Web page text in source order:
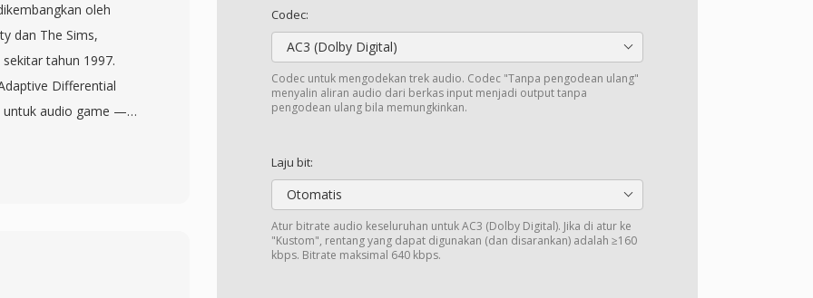
Codec:
AC3 (Dolby Digital)
Codec untuk mengodekan trek audio. Codec "Tanpa pengodean ulang"
menyalin aliran audio dari berkas input menjadi output tanpa
pengodean ulang bila memungkinkan.
Laju bit:
Otomatis
Atur bitrate audio keseluruhan untuk AC3 (Dolby Digital). Jika di atur ke
"Kustom", rentang yang dapat digunakan (dan disarankan) adalah ≥160
kbps. Bitrate maksimal 640 kbps.
oleh
dan The Sims,
tahun 1997.
Differential
untuk audio game —
pada ukuran file
secara